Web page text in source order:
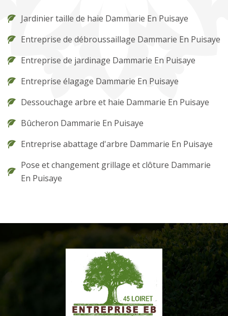
Jardinier taille de haie Dammarie En Puisaye
Entreprise de débroussaillage Dammarie En Puisaye
Entreprise de jardinage Dammarie En Puisaye
Entreprise élagage Dammarie En Puisaye
Dessouchage arbre et haie Dammarie En Puisaye
Bûcheron Dammarie En Puisaye
Entreprise abattage d'arbre Dammarie En Puisaye
Pose et changement grillage et clôture Dammarie
En Puisaye